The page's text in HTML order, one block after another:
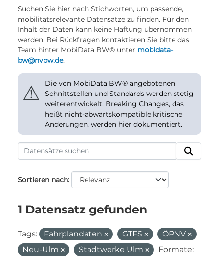
Suchen Sie hier nach Stichworten, um passende,
mobilitätsrelevante Datensätze zu finden. Für den
Inhalt der Daten kann keine Haftung übernommen
werden. Bei Rückfragen kontaktieren Sie bitte das
Team hinter MobiData BW® unter mobidata-
bw@nvbw.de.
⚠
Die von MobiData BW® angebotenen
Schnittstellen und Standards werden stetig
weiterentwickelt. Breaking Changes, das
heißt nicht-abwärtskompatible kritische
Änderungen, werden hier dokumentiert.
Sortieren nach
1 Datensatz gefunden
Tags: Fahrplandaten GTFS
ÖPNV
Neu-Ulm
Stadtwerke Ulm
Formate: